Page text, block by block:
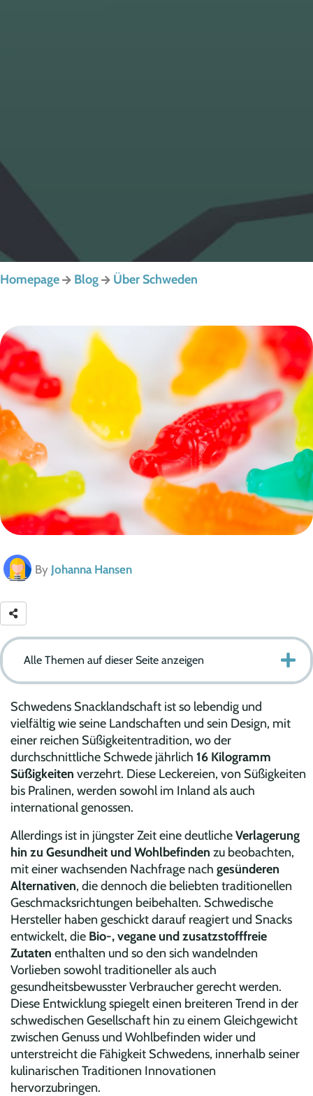
Homepage Blog Über Schweden
By Johanna Hansen
Alle Themen auf dieser Seite anzeigen
Schwedens Snacklandschaft ist so lebendig und
vielfältig wie seine Landschaften und sein Design, mit
einer reichen Süßigkeitentradition, wo der
durchschnittliche Schwede jährlich 16 Kilogramm
Süßigkeiten verzehrt. Diese Leckereien, von Süßigkeiten
bis Pralinen, werden sowohl im Inland als auch
international genossen.
Allerdings ist in jüngster Zeit eine deutlicheVerlagerung
hin zu Gesundheit und Wohlbefinden zu beobachten,
mit einer wachsenden Nachfrage nach gesünderen
Alternativen, die dennoch die beliebten traditionellen
Geschmacksrichtungen beibehalten. Schwedische
Hersteller haben geschickt darauf reagiert und Snacks
entwickelt, die Bio-, vegane und zusatzstofffreie
Zutaten enthalten und so den sich wandelnden
Vorlieben sowohl traditioneller als auch
gesundheitsbewusster Verbraucher gerecht werden.
Diese Entwicklung spiegelt einen breiteren Trend in der
schwedischen Gesellschaft hin zu einem Gleichgewicht
zwischen Genuss und Wohlbefinden wider und
unterstreicht die Fähigkeit Schwedens, innerhalb seiner
kulinarischen Traditionen Innovationen
hervorzubringen.